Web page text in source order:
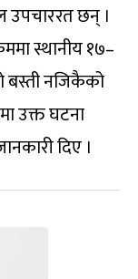
उपचाररत छन् ।
स्थानीय १७–
बस्ती नजिकैको
उक्त घटना
दिए ।